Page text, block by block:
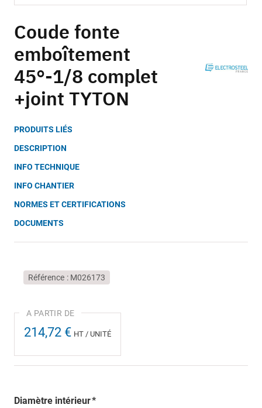
to
the
beginning
of
the
images
gallery
Coude fonte
emboîtement
45°-1/8 complet
+joint TYTON
PRODUITS LIÉS
DESCRIPTION
INFO TECHNIQUE
INFO CHANTIER
NORMES ET CERTIFICATIONS
DOCUMENTS
Référence M026173
214,72 € HT / UNITÉ
Diamètre intérieur